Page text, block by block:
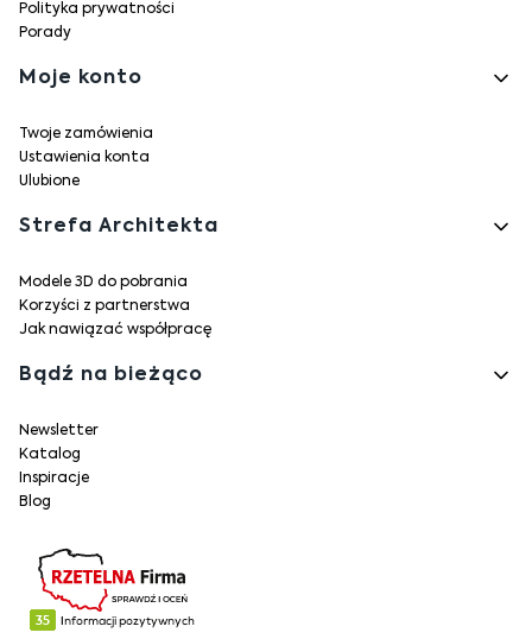
Polityka prywatności
Porady
Moje konto
Twoje zamówienia
Ustawienia konta
Ulubione
Strefa Architekta
Modele 3D do pobrania
Korzyści z partnerstwa
Jak nawiązać współpracę
Bądź na bieżąco
Newsletter
Katalog
Inspiracje
Blog